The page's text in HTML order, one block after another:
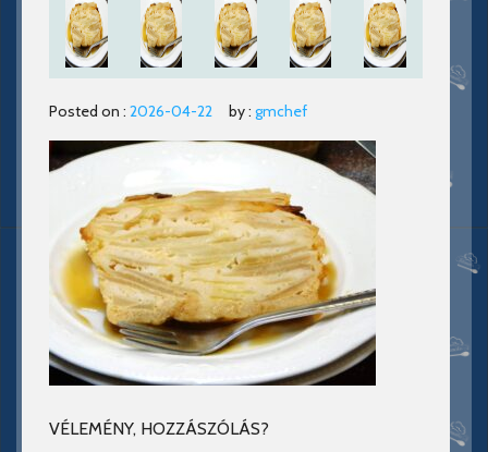
Posted on : 2026-04-22 by : gmchef
VÉLEMÉNY, HOZZÁSZÓLÁS?